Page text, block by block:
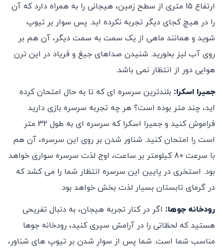
ارتفاع 15 متری از سطح زمین، هیجانی را به همراه دارد که آن
را در هیچ کجای دیگر تجربه نکرده اید. پس سوار بر تیوپ
شوید و همانند ماهی از یک سمت به سمت دیگر، آن هم بر
روی آب لیز بخورید. شنیدن صداهای جیغ و فریاد در این ترن
هوایی دور از انتظار نمی باشد.
جمیرا اسکرا: بلندترین سرسره ای که تا به حال امتحان کرده
اید، چند متر بوده است؟ هر چه تجربه سرسره بازی دارید
فراموش کنید و جمیرا اسکرا که سرسره ای به طول 32 متر
است را امتحان کنید. شناور شدن بر روی این سرسره، آن هم
با سرعت 80 کیلومتر بر ساعت، اوج لذت سرسره سواری خواهد
بود. استخری در پایین این سرسره انتظار شما را می کشد که
در گرمای تابستان بسیار لذت بخش خواهد بود.
رودخانه جوها: اگر در کنار تجربه هیجان، به دنبال تفریحی
هستید که لحظاتی را در آرامش سپری کنید، رودخانه جوها
مناسب شما است. شما پس از سوار شدن بر تیوپ های شناور،